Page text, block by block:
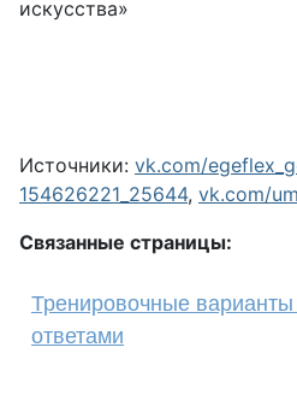
искусства»
Источники: vk.com/
154626221_25644, vk.com/
Связанные страницы:
Тренировочные
ответами